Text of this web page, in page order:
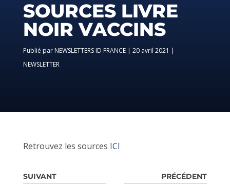
SOURCES LIVRE
NOIR VACCINS
par NEWSLETTERS ID FRANCE| 20 avril 2021 |
NEWSLETTER
Retrouvez les sources ICI